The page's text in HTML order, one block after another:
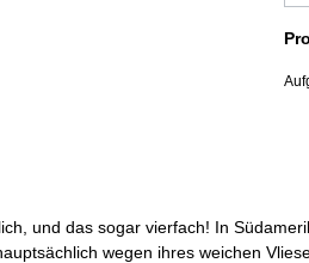
und das sogar vierfach! In
wegen ihres weichen